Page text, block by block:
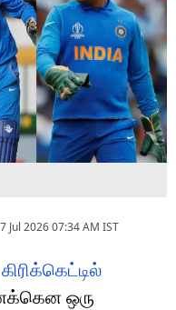
Jul 2026 07:34 AM IST
ஒரு